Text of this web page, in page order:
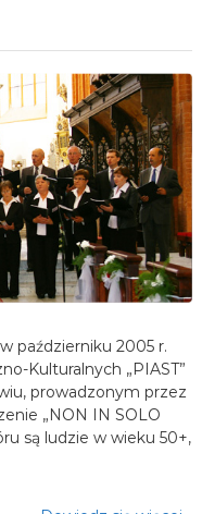
październiku 2005 r.
Kulturalnych „PIAST”
prowadzonym przez
„NON IN SOLO
są ludzie w wieku 50+,